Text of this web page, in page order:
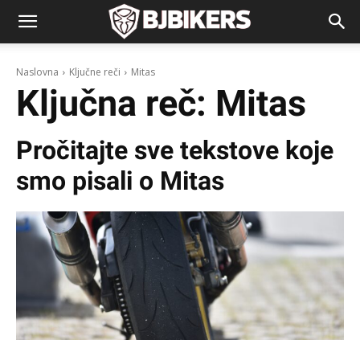
Naslovna Ključne reči Mitas
Ključna reč: Mitas
Pročitajte sve tekstove koje
smo pisali o Mitas